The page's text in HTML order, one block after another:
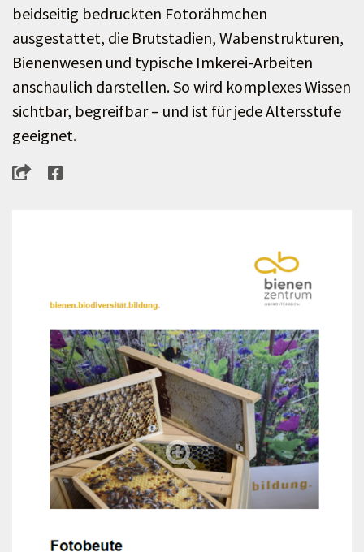
beidseitig bedruckten Fotorähmchen
ausgestattet, die Brutstadien, Wabenstrukturen,
Bienenwesen und typische Imkerei-Arbeiten
anschaulich darstellen. So wird komplexes Wissen
sichtbar, begreifbar – und ist für jede Altersstufe
geeignet.